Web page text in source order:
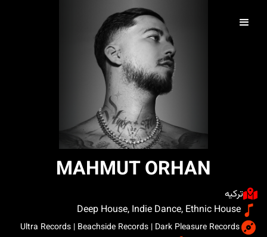
MAHMUT ORHAN
ترکیه
Deep House, Indie Dance, Ethnic House
Ultra Records | Beachside Records | Dark Pleasure Records